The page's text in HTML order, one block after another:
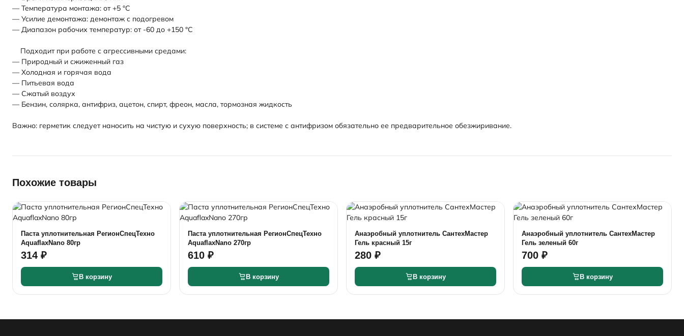
— Температура монтажа: от +5 °C
— Усилие демонтажа: демонтаж с подогревом
— Диапазон рабочих температур: от -60 до +150 °C
Подходит при работе с агрессивными средами:
— Природный и сжиженный газ
— Холодная и горячая вода
— Питьевая вода
— Сжатый воздух
— Бензин, солярка, антифриз, ацетон, спирт, фреон, масла, тормозная жидкость
Важно: герметик следует наносить на чистую и сухую поверхность; в системе с антифризом обязательно ее предварительное обезжиривание.
Похожие товары
Паста уплотнительная РегионСпецТехно
AquaflaxNano 80гр
314 ₽
В корзину
Паста уплотнительная РегионСпецТехно
AquaflaxNano 270гр
610 ₽
В корзину
Анаэробный уплотнитель СантехМастер
Гель красный 15г
280 ₽
В корзину
Анаэробный уплотнитель СантехМастер
Гель зеленый 60г
700 ₽
В корзину